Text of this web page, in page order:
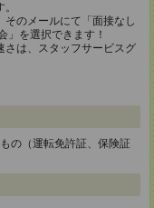
のメールにて「面接なし
」を選択できます！
は、スタッフサービスグ
の（運転免許証、保険証